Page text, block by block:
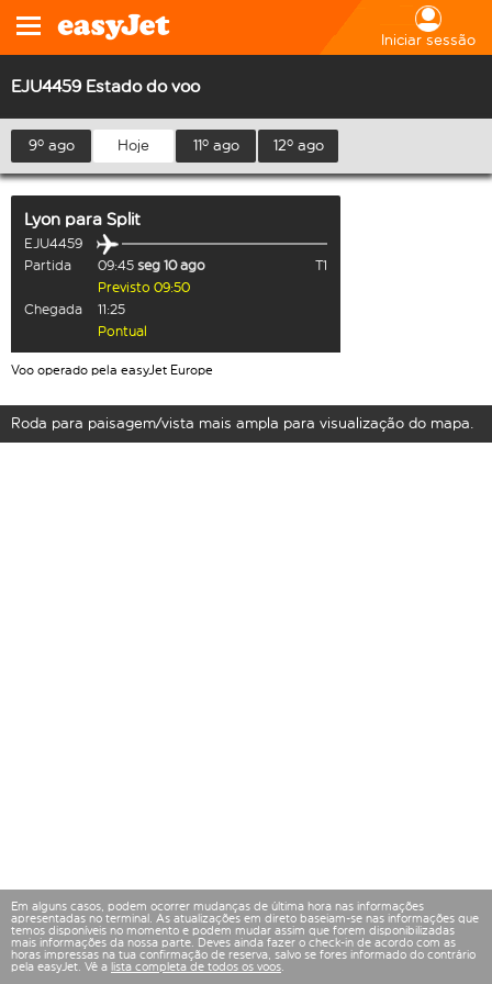
Iniciar sessão
EJU4459 Estado do voo
9º ago Hoje 11º ago 12º ago
Lyon para Split
EJU4459
Partida
09:45 seg 10 ago
T1
Previsto 09:50
Chegada
11:25
Pontual
Voo operado pela easyJet Europe
Roda para paisagem/vista mais ampla para visualização do mapa.
Em alguns casos, podem ocorrer mudanças de última hora nas informações
apresentadas no terminal. As atualizações em direto baseiam-se nas informações que
temos disponíveis no momento e podem mudar assim que forem disponibilizadas
mais informações da nossa parte. Deves ainda fazer o check-in de acordo com as
horas impressas na tua confirmação de reserva, salvo se fores informado do contrário
pela easyJet. Vê a lista completa de todos os voos.